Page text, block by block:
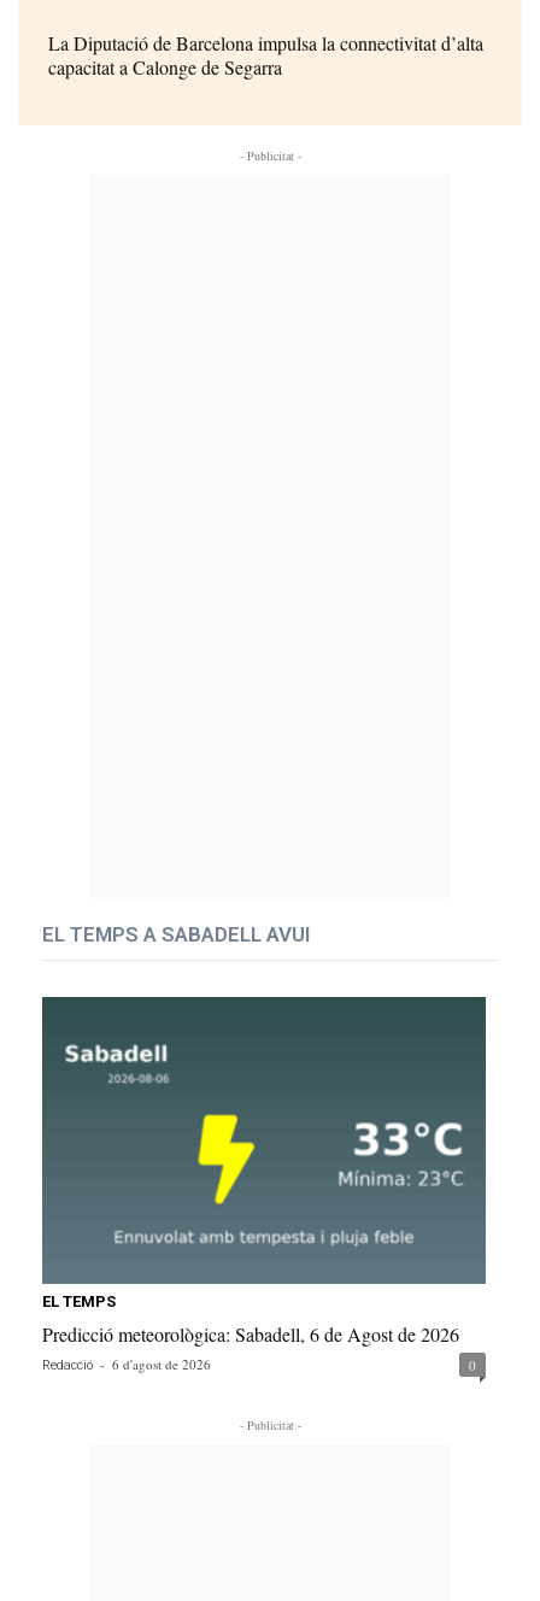
La Diputació de Barcelona impulsa la connectivitat d’alta
capacitat a Calonge de Segarra
- Publicitat -
EL TEMPS A SABADELL AVUI
EL TEMPS
Predicció meteorològica: Sabadell, 6 de Agost de 2026
Redacció - 6 d'agost de 2026 0
- Publicitat -